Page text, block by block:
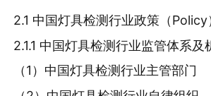
2.1 中国灯具检测行业政策（
2.1.1 中国灯具检测行业监管体系及
（1）中国灯具检测行业主管部门